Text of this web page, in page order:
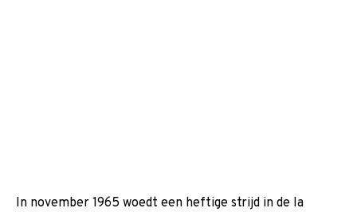
In november 1965 woedt een heftige strijd in de Ia